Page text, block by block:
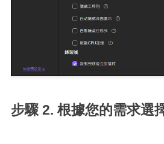
步驟 2. 根據您的需求選